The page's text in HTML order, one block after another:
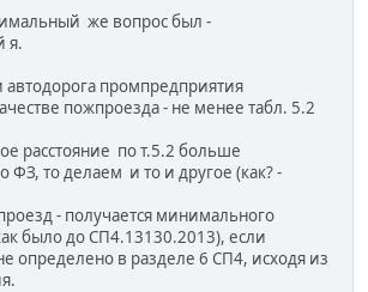
же вопрос был -
я.
автодорога промпредприятия
пожпроезда - не менее табл. 5.2
расстояние по т.5.2 больше
ФЗ, то делаем и то и другое (как? -
- получается минимального
было до СП4.13130.2013), если
определено в разделе 6 СП4, исходя из